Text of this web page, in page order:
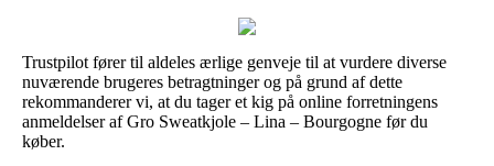
Trustpilot fører til aldeles ærlige genveje til at vurdere diverse
nuværende brugeres betragtninger og på grund af dette
rekommanderer vi, at du tager et kig på online forretningens
anmeldelser af Gro Sweatkjole – Lina – Bourgogne før du
køber.